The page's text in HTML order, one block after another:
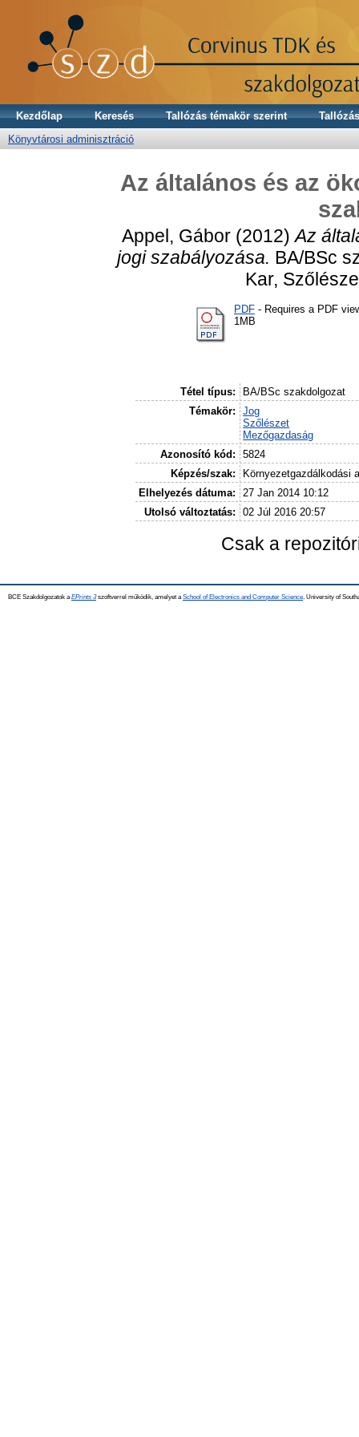
Kezdőlap Keresés Tallózás témakör szerint
Könyvtárosi adminisztráció
Az általános és az
Appel, Gábor(2012)Az
jogi szabályozása. BA/BSc
Kar,
PDF - Requires a PDF
1MB
Tétel típus:
BA/BSc szakdolgozat
Témakör:
Jog
Szőlészet
Mezőgazdaság
Azonosító kód:
5824
Képzés/szak:
Környezetgazdálkodási
Elhelyezés dátuma:
27 Jan 2014 10:12
Utolsó változtatás:
02 Júl 2016 20:57
Csak a
BCE Szakdolgozatok a EPrints 3szoftverrel működik, amelyet a School of Electronics and Computer Science, University of